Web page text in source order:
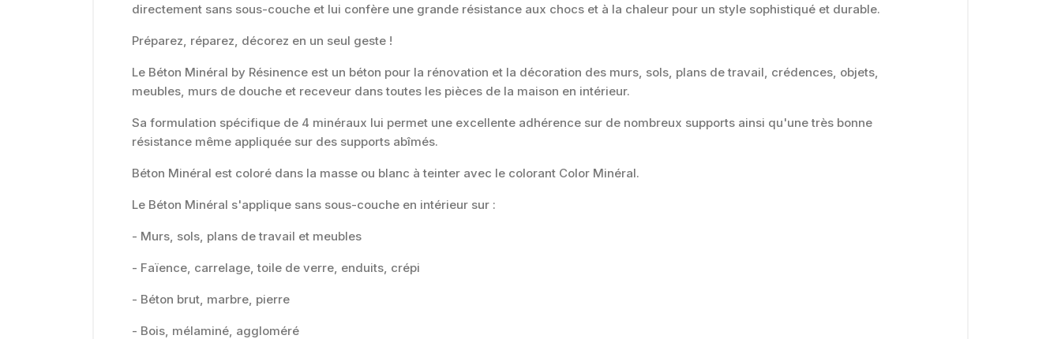
directement sans sous-couche et lui confère une grande résistance aux chocs et à la chaleur pour un style sophistiqué et durable.
Préparez, réparez, décorez en un seul geste !
Le Béton Minéral by Résinence est un béton pour la rénovation et la décoration des murs, sols, plans de travail, crédences, objets,
meubles, murs de douche et receveur dans toutes les pièces de la maison en intérieur.
Sa formulation spécifique de 4 minéraux lui permet une excellente adhérence sur de nombreux supports ainsi qu'une très bonne
résistance même appliquée sur des supports abîmés.
Béton Minéral est coloré dans la masse ou blanc à teinter avec le colorant Color Minéral.
Le Béton Minéral s'applique sans sous-couche en intérieur sur :
- Murs, sols, plans de travail et meubles
- Faïence, carrelage, toile de verre, enduits, crépi
- Béton brut, marbre, pierre
- Bois, mélaminé, aggloméré